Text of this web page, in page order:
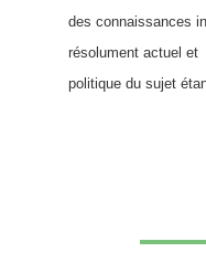
des connaissances
résolument actuel et
politique du sujet